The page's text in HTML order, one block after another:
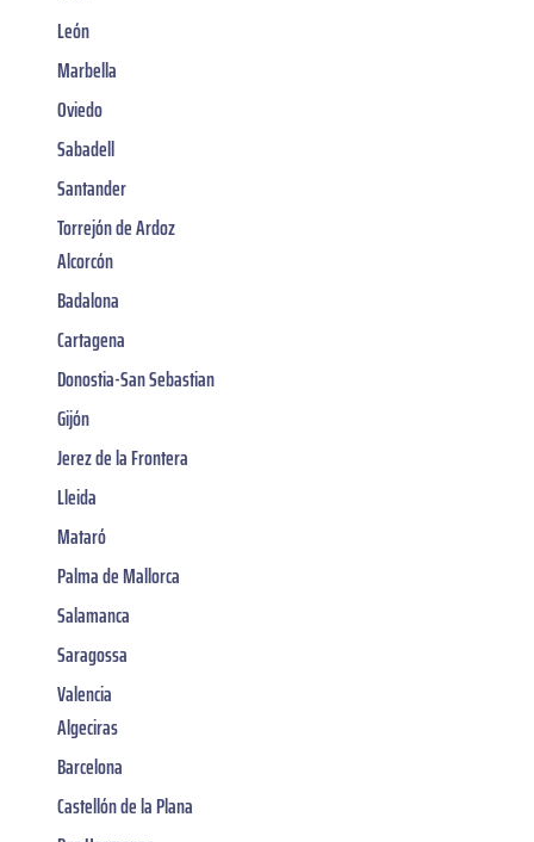
León
Marbella
Oviedo
Sabadell
Santander
Torrejón de Ardoz
Alcorcón
Badalona
Cartagena
Donostia-San Sebastian
Gijón
Jerez de la Frontera
Lleida
Mataró
Palma de Mallorca
Salamanca
Saragossa
Valencia
Algeciras
Barcelona
Castellón de la Plana